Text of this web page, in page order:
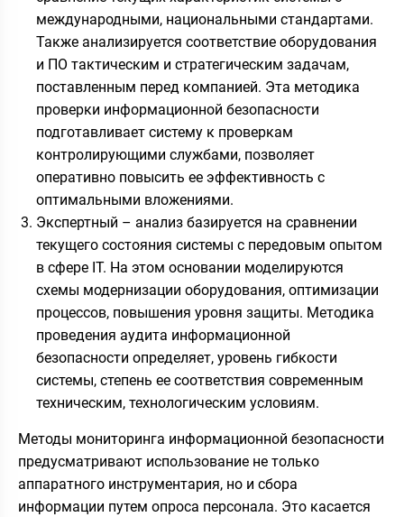
международными, национальными стандартами.
Также анализируется соответствие оборудования
и ПО тактическим и стратегическим задачам,
поставленным перед компанией. Эта методика
проверки информационной безопасности
подготавливает систему к проверкам
контролирующими службами, позволяет
оперативно повысить ее эффективность с
оптимальными вложениями.
Экспертный – анализ базируется на сравнении
текущего состояния системы с передовым опытом
в сфере IT. На этом основании моделируются
схемы модернизации оборудования, оптимизации
процессов, повышения уровня защиты. Методика
проведения аудита информационной
безопасности определяет, уровень гибкости
системы, степень ее соответствия современным
техническим, технологическим условиям.
Методы мониторинга информационной безопасности
предусматривают использование не только
аппаратного инструментария, но и сбора
информации путем опроса персонала. Это касается